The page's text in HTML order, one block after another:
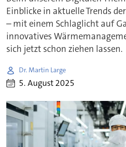
Einblicke in aktuelle Trends
– mit einem Schlaglicht auf
innovatives
sich jetzt schon ziehen lassen.
Dr. Martin Large
5. August 2025